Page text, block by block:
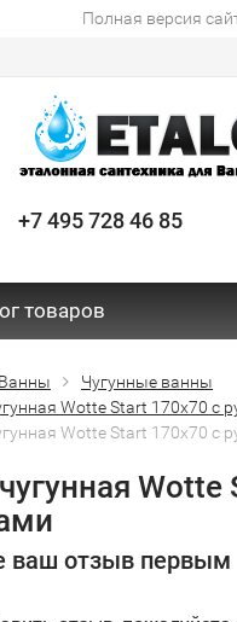
Полная версия
+7 495 728 46 85
товаров
Ванны
Чугунные ванны
Wotte Start 170x70 с
Wotte Start 170x70 с
ваш отзыв первым